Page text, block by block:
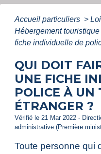
Accueil particuliers >
Hébergement touristique
fiche individuelle de
QUI DOIT
UNE FICHE
POLICE À UN
ÉTRANGER ?
Vérifié le 21 Mar 2022 -
administrative (Première
Toute personne qui